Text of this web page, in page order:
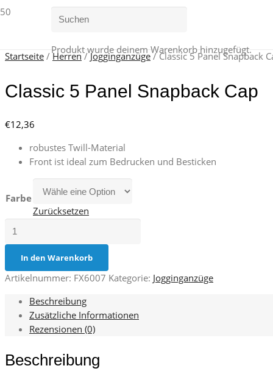
Produkt wurde deinem Warenkorb hinzugefügt.
Startseite /Herren/Jogginganzüge/ Classic 5 Panel Snapback
Classic 5 Panel Snapback Cap
€12,36
robustes Twill-Material
Front ist ideal zum Bedrucken und Besticken
Farbe
Zurücksetzen
Classic
Panel
Snapback
Cap
Menge
In den Warenkorb
Artikelnummer: FX6007 Kategorie: Jogginganzüge
Beschreibung
Zusätzliche Informationen
Rezensionen (0)
Beschreibung